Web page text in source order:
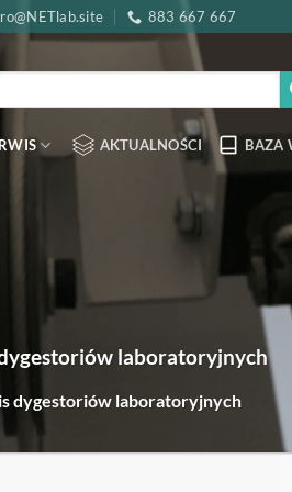
883 667 667
AKTUALNOŚCI BAZA
laboratoryjnych
dygestoriów laboratoryjnych